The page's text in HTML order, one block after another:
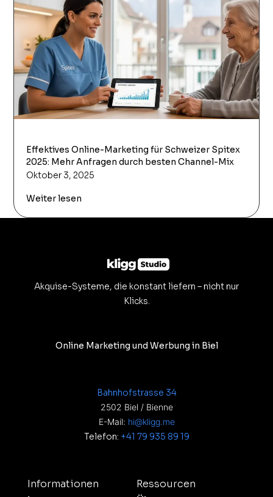
Effektives Online-Marketing für Schweizer Spitex
2025: Mehr Anfragen durch besten Channel-Mix
Oktober 3, 2025
Weiter lesen
Akquise-Systeme, die konstant liefern – nicht nur
Klicks.
Online Marketing und Werbung in Biel
Bahnhofstrasse 34
2502 Biel / Bienne
E-Mail: hi@kligg.me
Telefon: +41 79 935 89 19
Informationen
Ressourcen